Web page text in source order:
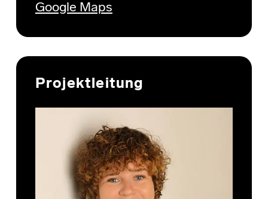
Google Maps
Projektleitung